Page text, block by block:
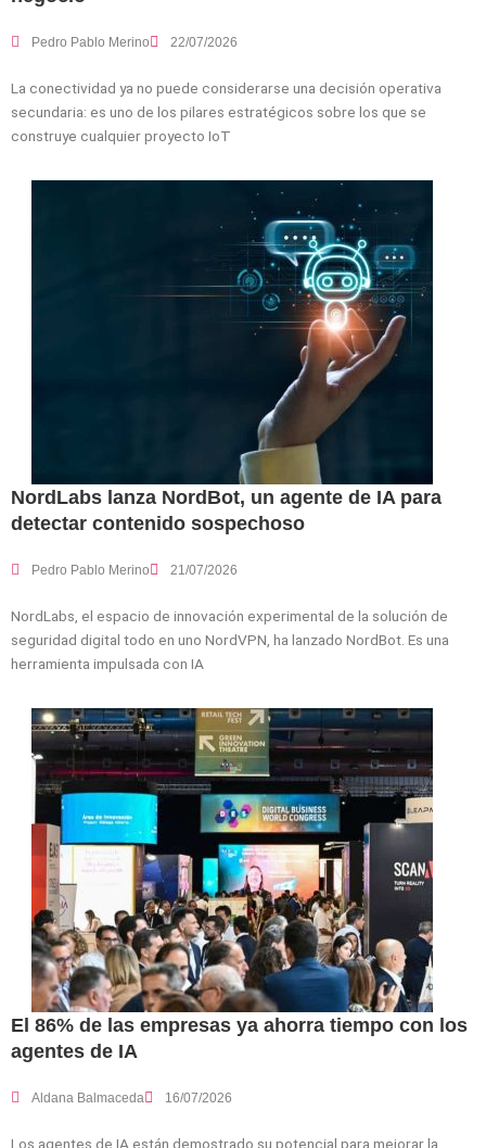
Pedro Pablo Merino 22/07/2026
La conectividad ya no puede considerarse una decisión operativa
secundaria: es uno de los pilares estratégicos sobre los que se
construye cualquier proyecto IoT
NordLabs lanza NordBot, un agente de IA para
detectar contenido sospechoso
Pedro Pablo Merino 21/07/2026
NordLabs, el espacio de innovación experimental de la solución de
seguridad digital todo en uno NordVPN, ha lanzado NordBot. Es una
herramienta impulsada con IA
El 86% de las empresas ya ahorra tiempo con los
agentes de IA
Aldana Balmaceda 16/07/2026
Los agentes de IA están demostrado su potencial para mejorar la